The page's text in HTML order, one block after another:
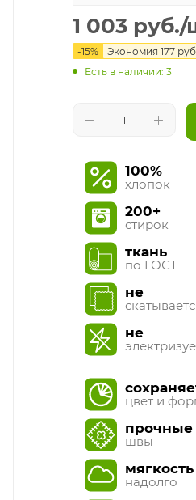
1 003руб./
-15% Экономия 177
Есть в наличии: 3
100%
хлопок
200+
стирок
ткань
по ГОСТ
не
не
цвет и
прочные
швы
мягкость
надолго